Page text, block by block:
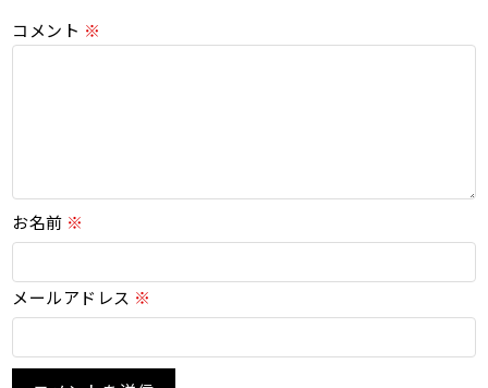
コメント ※
お名前 ※
メールアドレス ※